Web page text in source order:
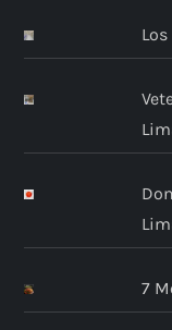
n
a
7